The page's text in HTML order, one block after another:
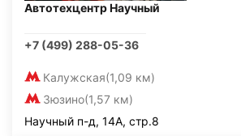
Автотехцентр Научный
+7 (499) 288-05-36
Калужская(1,09 км)
Зюзино(1,57 км)
Научный п-д, 14А, стр.8